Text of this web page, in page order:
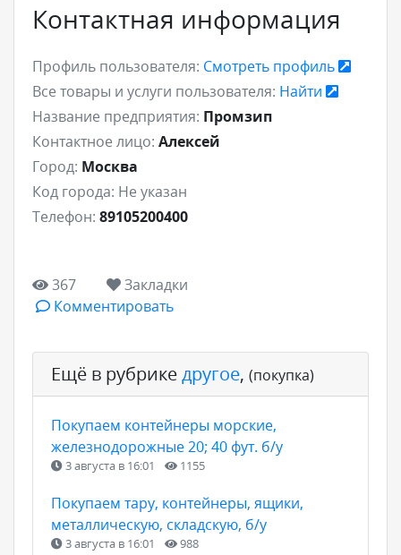
Контактная информация
Профиль пользователя: Смотреть профиль
Все товары и услуги пользователя: Найти
Название предприятия: Промзип
Контактное лицо: Алексей
Город: Москва
Код города: Не указан
Телефон: 89105200400
367
Закладки
Комментировать
Ещё в рубрикедругое, (покупка)
Покупаем контейнеры морские,
железнодорожные 20; 40 фут. б/у
3 августа в 16:01 1155
Покупаем тару, контейнеры, ящики,
металлическую, складскую, б/у
3 августа в 16:01 988